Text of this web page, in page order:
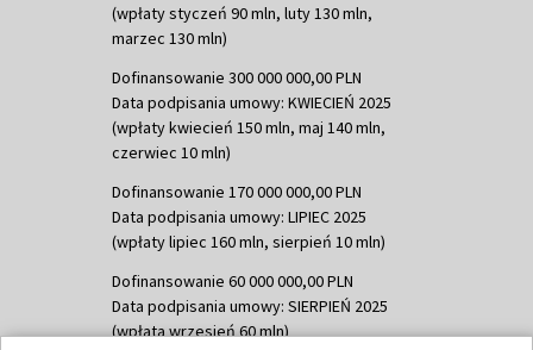
(wpłaty styczeń 90 mln, luty 130 mln,
marzec 130 mln)
Dofinansowanie 300 000 000,00 PLN
Data podpisania umowy: KWIECIEŃ 2025
(wpłaty kwiecień 150 mln, maj 140 mln,
czerwiec 10 mln)
Dofinansowanie 170 000 000,00 PLN
Data podpisania umowy: LIPIEC 2025
(wpłaty lipiec 160 mln, sierpień 10 mln)
Dofinansowanie 60 000 000,00 PLN
Data podpisania umowy: SIERPIEŃ 2025
(wpłata wrzesień 60 mln)